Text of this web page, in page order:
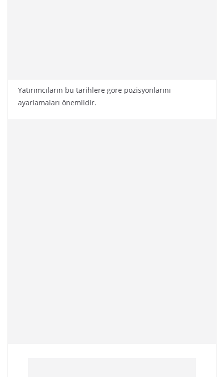
Yatırımcıların bu tarihlere göre pozisyonlarını
ayarlamaları önemlidir.